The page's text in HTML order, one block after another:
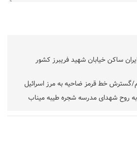
ساکن خیابان شهید فریبرز کشور
خط قرمز ضاحیه به مرز اسرائیل
روح شهدای مدرسه شجره طیبه میناب